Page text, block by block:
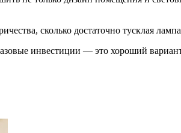
сколько достаточно тусклая
инвестиции — это хороший